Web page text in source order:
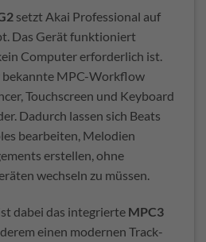
setzt Akai Professional auf
Das Gerät funktioniert
Computer erforderlich ist.
bekannte MPC-Workflow
Touchscreen und Keyboard
Dadurch lassen sich Beats
bearbeiten, Melodien
erstellen, ohne
wechseln zu müssen.
dabei das integrierte MPC3
einen modernen Track-